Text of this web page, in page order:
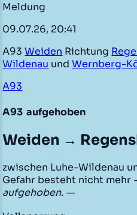
Meldung
09.07.26, 20:41
A93Weiden Richtung
Wildenau undWernberg-
A93
A93 aufgehoben
Weiden →
zwischen Luhe-Wildenau
Gefahr besteht nicht mehr
aufgehoben. —